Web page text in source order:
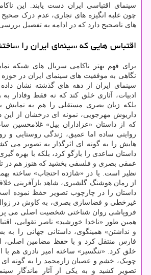
سینمای اقتباسی ایران دست یابند. این
چون غلبه انگیزه های تجاری، عدم درک صحیح
های ناصحیح دارد که در ادامه به تفصیل
اقتباس هایی که سینمای ایران را
برای فهم بهتر ناکامی سریال های شبکه
نگاهی به موفقیت های سینمای ایران در حوزه
سینمای ایران از دهه های گذشته نشان داده
ادبیات، آثاری خلق کند که نه فقط وفادار
بلکه زبان بصری مستقلی را هم به نمایش
داریوش مهرجویی، نمونه ای درخشان از
که از داستان «عزاداران بیل» غلامحسین
روایتی ساده اما عمیق، زندگی روستایی
هایش را به گونه ای اثرگذار به تصویر می
داستان ساعدی را بازگو کرد، بلکه با بهره
عمقی بصری و فلسفی بخشید که هنوز هم در
نظیر است. یا در «شازده احتجاب» ساخته
از رمان هوشنگ گلشیری، شاهد بازآفرینی
داستان را در چارچوب تصویر حفظ نموده
غیرخطی و فضاسازی بصری، به کاوش در
فروپاشی روان شناختی شخصیت اصلی می
همین طور «ناخدا خورشید» ناصر تقوایی،
و نداشتن» همینگوی، داستانی جهانی را به
فارس منتقل کرد و با حفظ مضامین اصلی،
خلق کرد. «تنگسیر» ساخته امیر نادری هم با
چوبک، خشم و عصیان زارمحمد را به گونه ای
تصویر کشید و به یکی از آثار ماندگار